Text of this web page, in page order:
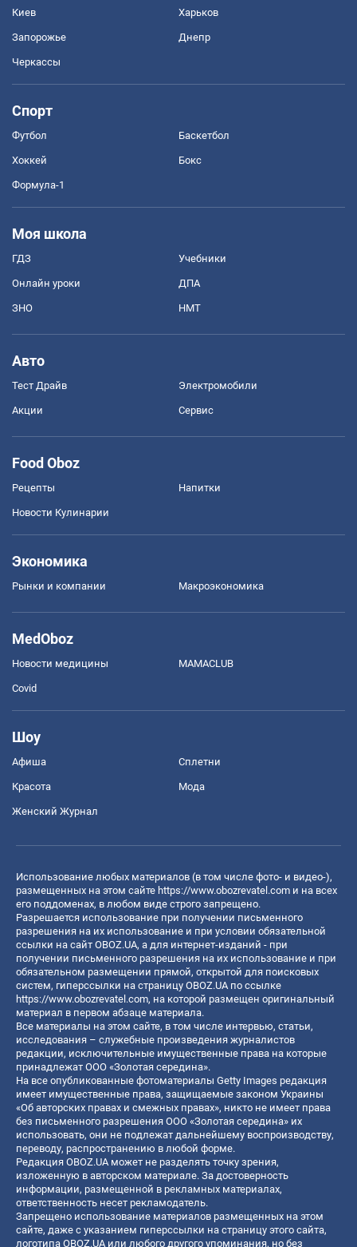
Киев Харьков
Запорожье Днепр
Черкассы
Спорт
Футбол Баскетбол
Хоккей Бокс
Формула-1
Моя школа
ГДЗ Учебники
Онлайн уроки ДПА
ЗНО НМТ
Авто
Тест Драйв Электромобили
Акции Сервис
Food Oboz
Рецепты Напитки
Новости Кулинарии
Экономика
Рынки и компании Mакроэкономика
MedOboz
Новости медицины MAMACLUB
Covid
Шоу
Афиша Сплетни
Красота Мода
Женский Журнал
Использование любых материалов (в том числе фото- и видео-),
размещенных на этом сайте https://www.obozrevatel.com и на всех
его поддоменах, в любом виде строго запрещено.
Разрешается использование при получении письменного
разрешения на их использование и при условии обязательной
ссылки на сайт OBOZ.UA, а для интернет-изданий - при
получении письменного разрешения на их использование и при
обязательном размещении прямой, открытой для поисковых
систем, гиперссылки на страницу OBOZ.UA по ссылке
https://www.obozrevatel.com, на которой размещен оригинальный
материал в первом абзаце материала.
Все материалы на этом сайте, в том числе интервью, статьи,
исследования – служебные произведения журналистов
редакции, исключительные имущественные права на которые
принадлежат ООО «Золотая середина».
На все опубликованные фотоматериалы Getty Images редакция
имеет имущественные права, защищаемые законом Украины
«Об авторских правах и смежных правах», никто не имеет права
без письменного разрешения ООО «Золотая середина» их
использовать, они не подлежат дальнейшему воспроизводству,
переводу, распространению в любой форме.
Редакция OBOZ.UA может не разделять точку зрения,
изложенную в авторском материале. За достоверность
информации, размещенной в рекламных материалах,
ответственность несет рекламодатель.
Запрещено использование материалов размещенных на этом
сайте, даже с указанием гиперссылки на страницу этого сайта,
логотипа OBOZ.UA или любого другого упоминания, но без